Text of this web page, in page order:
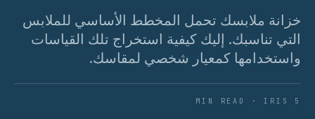
خزانة ملابسك تحمل المخطط الأساسي للملابس
التي تناسبك. إليك كيفية استخراج تلك القياسات
واستخدامها كمعيار شخصي لمقاسك.
5 MIN READ · IRIS